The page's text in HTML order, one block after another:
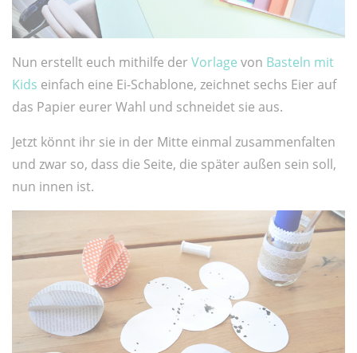
Nun erstellt euch mithilfe der Vorlage von Basteln mit
Kids einfach eine Ei-Schablone, zeichnet sechs Eier auf
das Papier eurer Wahl und schneidet sie aus.
Jetzt könnt ihr sie in der Mitte einmal zusammenfalten
und zwar so, dass die Seite, die später außen sein soll,
nun innen ist.